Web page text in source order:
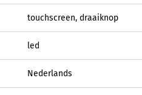
touchscreen, draaiknop
led
Nederlands